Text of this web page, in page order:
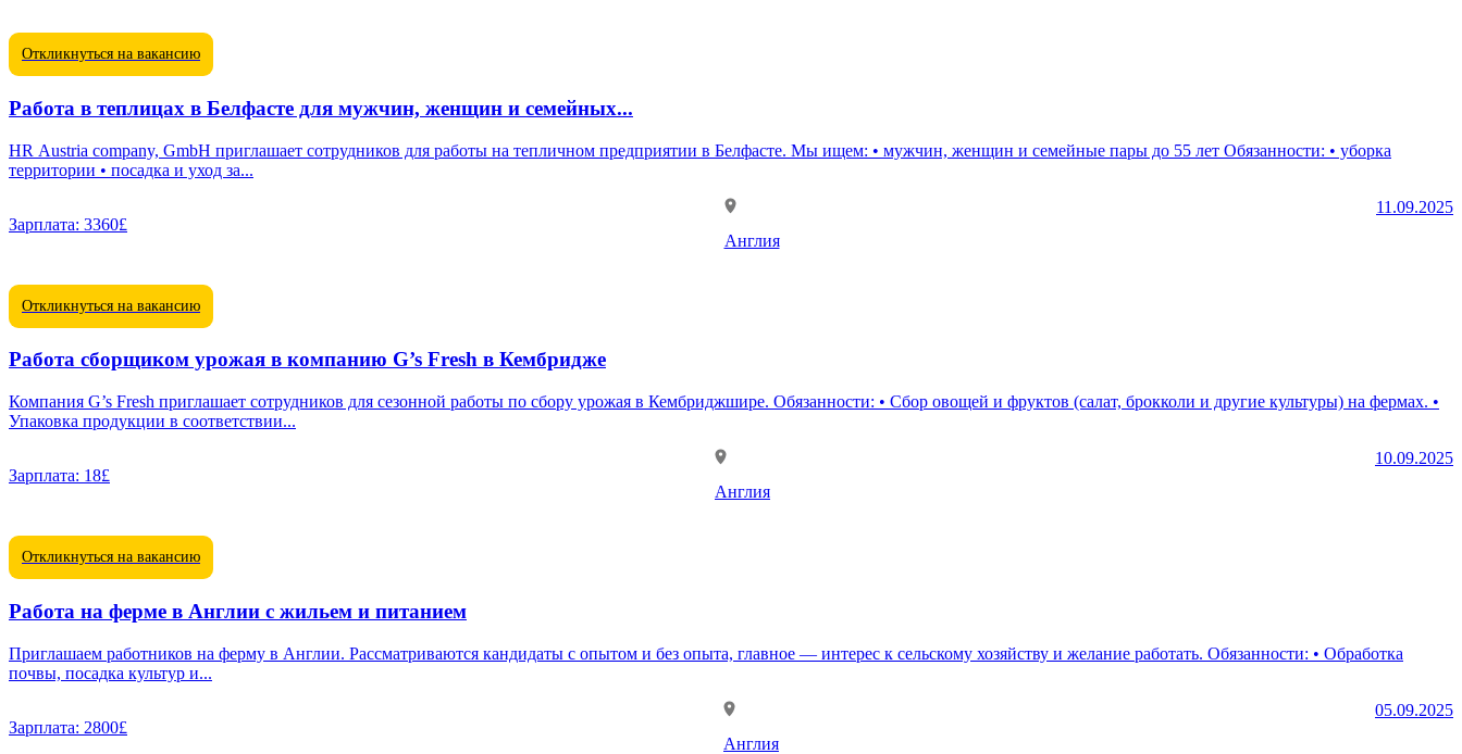
Откликнуться на вакансию
Работа в теплицах в Белфасте для мужчин, женщин и семейных...
HR Austria company, GmbH приглашает сотрудников для работы на тепличном предприятии в Белфасте. Мы ищем: • мужчин, женщин и семейные пары до 55 лет Обязанности: • уборка
территории • посадка и уход за...
Зарплата: 3360£
Англия
11.09.2025
Откликнуться на вакансию
Работа сборщиком урожая в компанию G’s Fresh в Кембридже
Компания G’s Fresh приглашает сотрудников для сезонной работы по сбору урожая в Кембриджшире. Обязанности: • Сбор овощей и фруктов (салат, брокколи и другие культуры) на фермах. •
Упаковка продукции в соответствии...
Зарплата: 18£
Англия
10.09.2025
Откликнуться на вакансию
Работа на ферме в Англии с жильем и питанием
Приглашаем работников на ферму в Англии. Рассматриваются кандидаты с опытом и без опыта, главное — интерес к сельскому хозяйству и желание работать. Обязанности: • Обработка
почвы, посадка культур и...
Зарплата: 2800£
Англия
05.09.2025